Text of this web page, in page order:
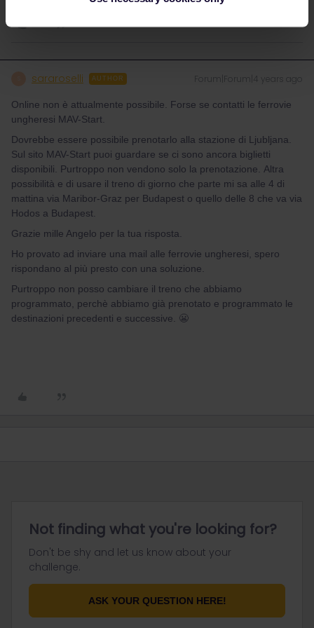
sararoselli AUTHOR Forum|Forum|4 years ago
Online non è attualmente possibile. Forse se contatti le ferrovie
ungheresi MAV-Start.
Dovrebbe essere possibile prenotarlo alla stazione di Ljubljana.
Sul sito MAV-Start puoi guardare se ci sono ancora biglietti
disponibili. Purtroppo non vendono solo la prenotazione. Altra
possibilità e di usare il treno di giorno che parte mi sa alle 4 di
mattina via Maribor-Graz per Budapest o quello delle 8 che va via
Hodos a Budapest.
Grazie mille Angelo per la tua risposta.
Ho provato ad inviare una mail alle ferrovie ungheresi, spero
rispondano al più presto con una soluzione.
Purtroppo non posso cambiare il treno che abbiamo
programmato, perchè abbiamo già prenotato e programmato le
destinazioni precedenti e successive. 😬
Not finding what you're looking for?
Don't be shy and let us know about your
challenge.
ASK YOUR QUESTION HERE!